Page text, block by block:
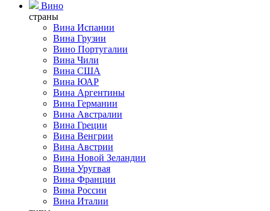
Вино
страны
Вина Испании
Вина Грузии
Вино Португалии
Вина Чили
Вина США
Вина ЮАР
Вина Аргентины
Вина Германии
Вина Австралии
Вина Греции
Вина Венгрии
Вина Австрии
Вина Новой Зеландии
Вина Уругвая
Вина Франции
Вина России
Вина Италии